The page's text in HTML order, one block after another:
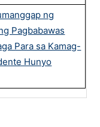
ng
Pagbabawas
Para sa Kamag-
Hunyo